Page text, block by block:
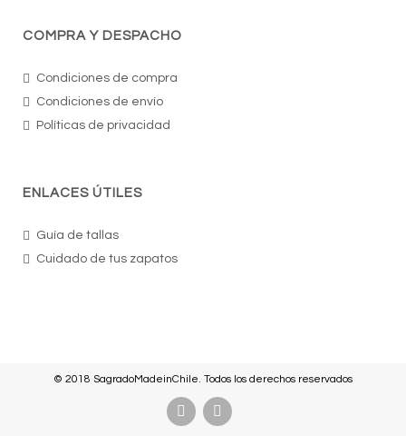
COMPRA Y DESPACHO
Condiciones de compra
Condiciones de envío
Políticas de privacidad
ENLACES ÚTILES
Guía de tallas
Cuidado de tus zapatos
© 2018 SagradoMadeinChile. Todos los derechos reservados